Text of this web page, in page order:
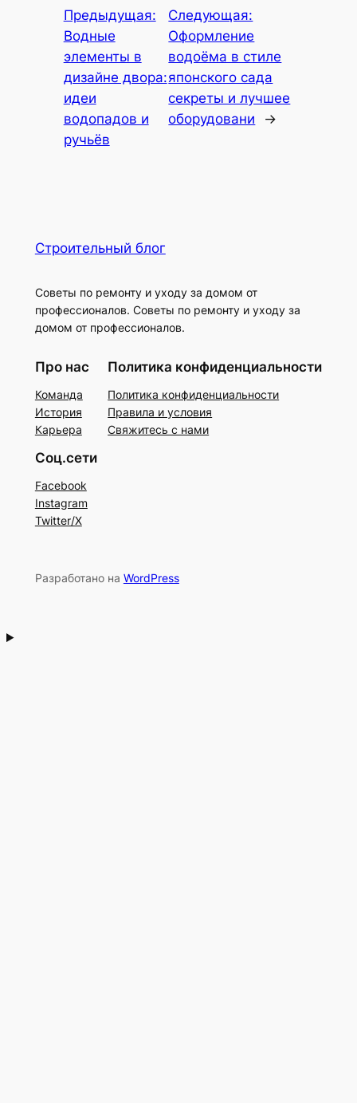
Предыдущая:
Водные
элементы в
дизайне двора:
идеи
водопадов и
ручьёв
Следующая:
Оформление
водоёма в стиле
японского сада
секреты и лучшее
оборудовани
→
Строительный блог
Советы по ремонту и уходу за домом от
профессионалов. Советы по ремонту и уходу за
домом от профессионалов.
Про нас
Команда
История
Карьера
Политика конфиденциальности
Политика конфиденциальности
Правила и условия
Свяжитесь с нами
Соц.сети
Facebook
Instagram
Twitter/X
Разработано на WordPress